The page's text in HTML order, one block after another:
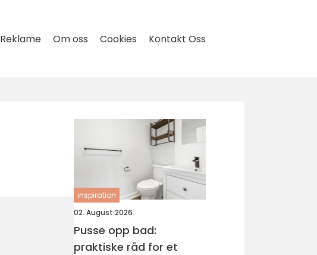
Reklame Om oss Cookies Kontakt Oss
inspiration
02. August 2026
Pusse opp bad:
praktiske råd for et